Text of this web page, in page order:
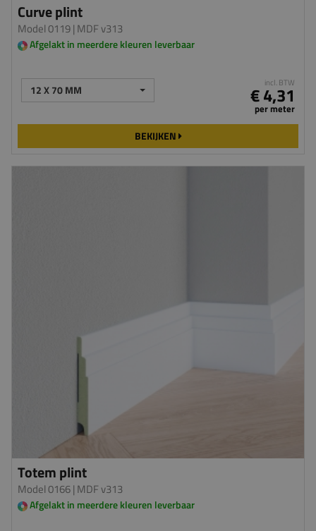
Curve plint
Model 0119| MDF v313
Afgelakt in meerdere kleuren leverbaar
12 X 70 MM incl. BTW
€ 4,31
per meter
BEKIJKEN
Totem plint
Model 0166| MDF v313
Afgelakt in meerdere kleuren leverbaar